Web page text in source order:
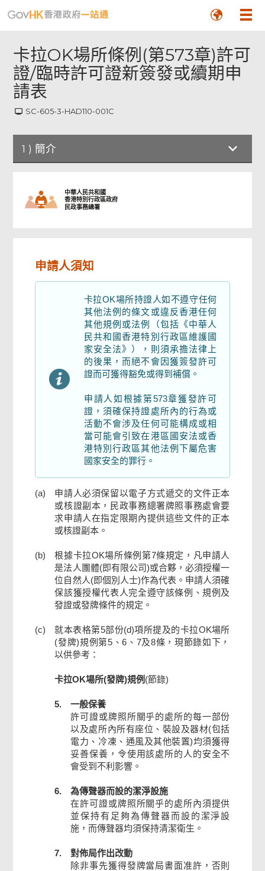
卡拉OK場所條例(第573章)許可
證/臨時許可證新簽發或續期申
請表
SC-605-3-HAD110-001C
1 ) 簡介
夾附所需文件
申請人數碼簽署
檢查及確認
確認通知書
中華人民共和國
香港特別行政區政府
民政事務總署
申請人須知
卡拉OK場所持證人如不遵守任何
其他法例的條文或違反香港任何
其他規例或法例（包括《中華人
民共和國香港特別行政區維護國
家安全法》），則須承擔法律上
的後果，而絕不會因獲簽發許可
證而可獲得豁免或得到補償。
申請人如根據第573章獲發許可
證，須確保持證處所內的行為或
活動不會涉及任何可能構成或相
當可能會引致在港區國安法或香
港特別行政區其他法例下屬危害
國家安全的罪行。
(a)
申請人必須保留以電子方式遞交的文件正本
或核證副本，民政事務總署牌照事務處會要
求申請人在指定限期內提供這些文件的正本
或核證副本。
(b)
根據卡拉OK場所條例第7條規定，凡申請人
是法人團體(即有限公司)或合夥，必須授權一
位自然人(即個別人士)作為代表。申請人須確
保該獲授權代表人完全遵守該條例、規例及
發證或發牌條件的規定。
(c)
就本表格第5部份(d)項所提及的卡拉OK場所
(發牌)規例第5、6、7及8條，現節錄如下，
以供參考：
卡拉OK場所(發牌)規例 (節錄)
5.
一般保養
許可證或牌照所關乎的處所的每一部份
以及處所內所有座位、裝設及器材(包括
電力、冷凍、通風及其他裝置)均須獲得
妥善保養，令使用該處所的人的安全不
會受到不利影響。
6.
為傳聲器而設的潔淨設施
在許可證或牌照所關乎的處所內須提供
並保持有足夠為傳聲器而設的潔淨設
施，而傳聲器均須保持清潔衛生。
7.
對佈局作出改動
除非事先獲得發牌當局書面准許，否則